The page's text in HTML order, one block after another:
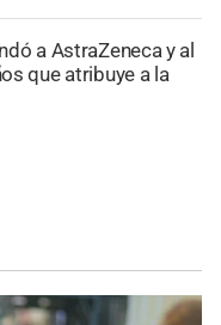
a AstraZeneca y al
que atribuye a la